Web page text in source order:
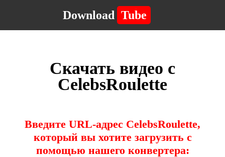
Download Tube
Скачать видео с
CelebsRoulette
Введите URL-адрес CelebsRoulette,
который вы хотите загрузить с
помощью нашего конвертера: